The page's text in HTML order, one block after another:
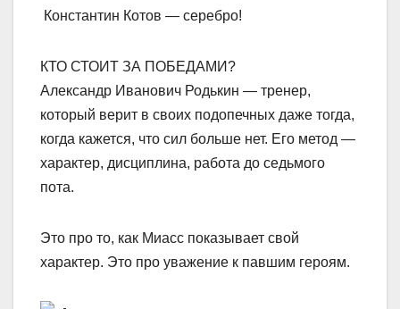
Константин Котов — серебро!
КТО СТОИТ ЗА ПОБЕДАМИ?
Александр Иванович Родькин — тренер,
который верит в своих подопечных даже тогда,
когда кажется, что сил больше нет. Его метод —
характер, дисциплина, работа до седьмого
пота.
Это про то, как Миасс показывает свой
характер. Это про уважение к павшим героям.